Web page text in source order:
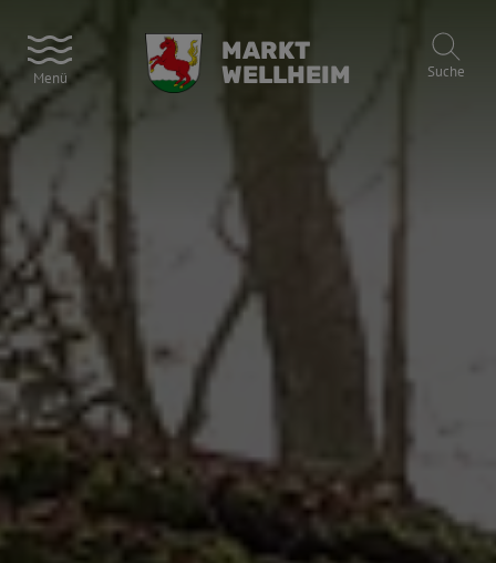
Menü
MARKT
WELLHEIM
Suche